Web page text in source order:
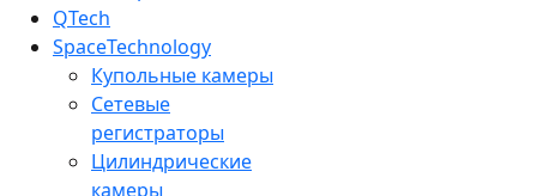
QTech
SpaceTechnology
Купольные камеры
Сетевые
регистраторы
Цилиндрические
камеры